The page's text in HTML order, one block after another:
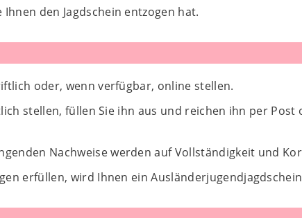
den Jagdschein entzogen hat.
oder, wenn verfügbar, online stellen.
stellen, füllen Sie ihn aus und reichen ihn per
Nachweise werden auf Vollständigkeit und
erfüllen, wird Ihnen ein